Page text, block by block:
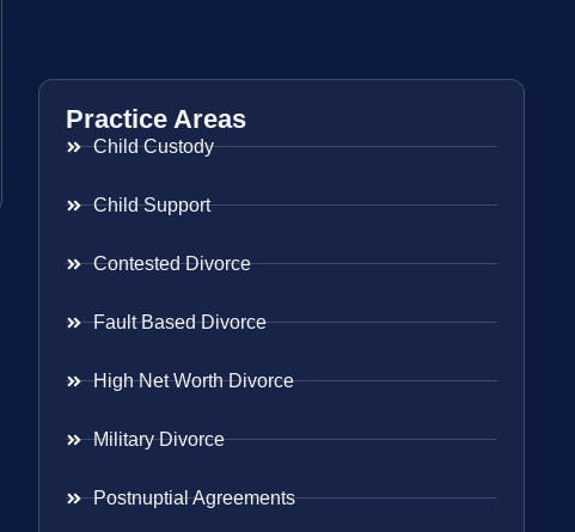
Practice Areas
Child Custody
Child Support
Contested Divorce
Fault Based Divorce
High Net Worth Divorce
Military Divorce
Postnuptial Agreements